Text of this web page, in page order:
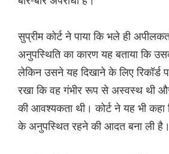
सुप्रीम कोर्ट ने पाया कि भले ही
अनुपस्थिति का कारण यह बताया कि
लेकिन उसने यह दिखाने के लिए रिकॉर्ड
रखा कि वह गंभीर रूप से अस्वस्थ थी
की आवश्यकता थी। कोर्ट ने यह भी कहा
के अनुपस्थित रहने की आदत बना ली है।